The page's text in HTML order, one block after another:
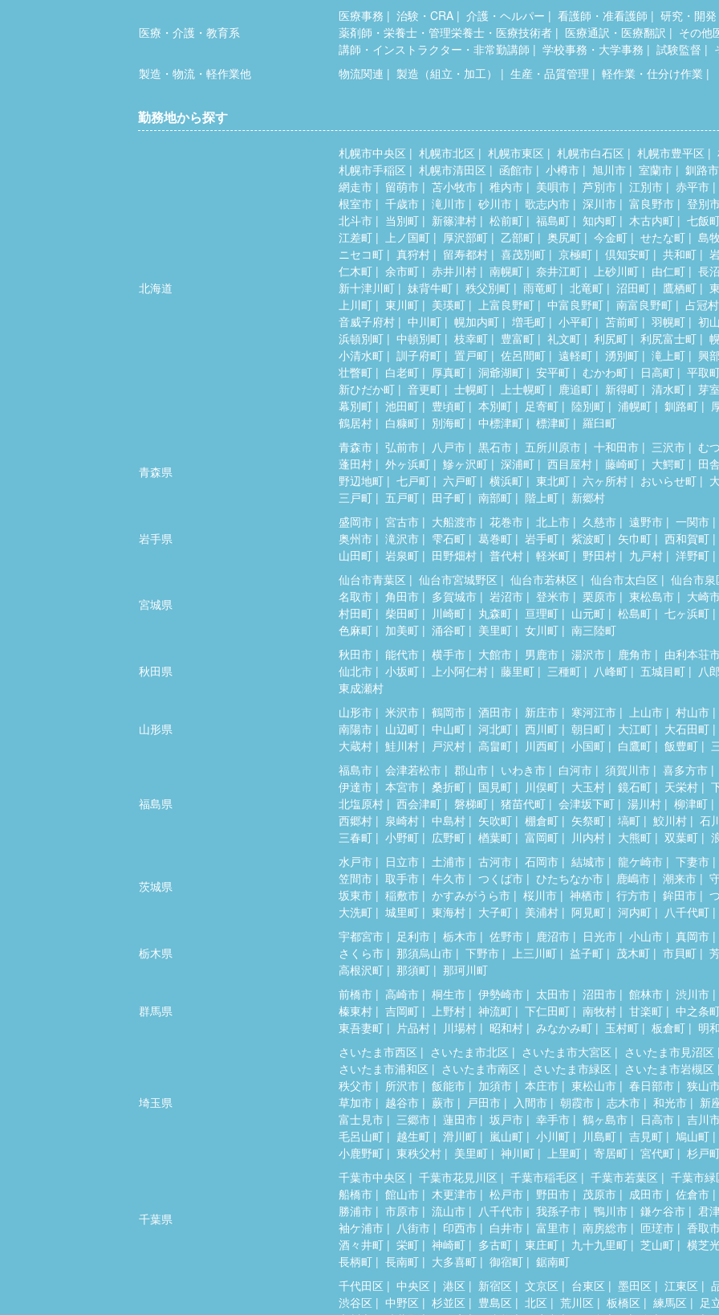
医療・介護・教育系
医療事務 治験・CRA 介護・ヘルパー 看護師・准看護師
研究・開
薬剤師・栄養士・管理栄養士・医療技術者
医療通訳・医療翻訳
その他
講師・インストラクター・非常勤講師
学校事務・大学事務 試験監督
製造・物流・軽作業他
物流関連 製造（組立・加工） 生産・品質管理 軽作業・仕分け作業
勤務地から探す
北海道
札幌市中央区 札幌市北区 札幌市東区 札幌市白石区 札幌市豊平区
札幌市手稲区
札幌市清田区 函館市 小樽市 旭川市 室蘭市
釧路市
網走市
留萌市 苫小牧市 稚内市 美唄市 芦別市 江別市
赤平市
根室市
千歳市 滝川市 砂川市 歌志内市 深川市 富良野市
登別
北斗市
当別町 新篠津村 松前町 福島町 知内町 木古内町
七飯
江差町
上ノ国町 厚沢部町 乙部町 奥尻町 今金町 せたな町
島
ニセコ町
真狩村 留寿都村 喜茂別町 京極町 倶知安町 共和町
仁木町
余市町 赤井川村 南幌町 奈井江町 上砂川町 由仁町
長
新十津川町
妹背牛町 秩父別町 雨竜町 北竜町 沼田町 鷹栖町
上川町
東川町 美瑛町 上富良野町 中富良野町 南富良野町
占冠村
音威子府村
中川町 幌加内町 増毛町 小平町 苫前町 羽幌町
初
浜頓別町
中頓別町 枝幸町 豊富町 礼文町 利尻町 利尻富士町
小清水町
訓子府町 置戸町 佐呂間町 遠軽町 湧別町 滝上町
興
壮瞥町
白老町 厚真町 洞爺湖町 安平町 むかわ町 日高町
平取
新ひだか町
音更町 士幌町 上士幌町 鹿追町 新得町 清水町
芽
幕別町
池田町 豊頃町 本別町 足寄町 陸別町 浦幌町 釧路町
鶴居村
白糠町 別海町 中標津町 標津町 羅臼町
青森県
青森市 弘前市 八戸市 黒石市 五所川原市 十和田市 三沢市
む
蓬田村
外ヶ浜町 鰺ヶ沢町 深浦町 西目屋村 藤崎町 大鰐町
田
野辺地町
七戸町 六戸町 横浜町 東北町 六ヶ所村 おいらせ町
三戸町
五戸町 田子町 南部町 階上町 新郷村
岩手県
盛岡市 宮古市 大船渡市 花巻市 北上市 久慈市 遠野市
一関市
奥州市
滝沢市 雫石町 葛巻町 岩手町 紫波町 矢巾町
西和賀町
山田町
岩泉町 田野畑村 普代村 軽米町 野田村 九戸村 洋野町
宮城県
仙台市青葉区 仙台市宮城野区 仙台市若林区 仙台市太白区
仙台市泉
名取市
角田市 多賀城市 岩沼市 登米市 栗原市 東松島市
大崎
村田町
柴田町 川崎町 丸森町 亘理町 山元町 松島町
七ヶ浜町
色麻町
加美町 涌谷町 美里町 女川町 南三陸町
秋田県
秋田市 能代市 横手市 大館市 男鹿市 湯沢市 鹿角市
由利本荘
仙北市
小坂町 上小阿仁村 藤里町 三種町 八峰町 五城目町
八
東成瀬村
山形県
山形市 米沢市 鶴岡市 酒田市 新庄市 寒河江市 上山市
村山市
南陽市
山辺町 中山町 河北町 西川町 朝日町 大江町
大石田町
大蔵村
鮭川村 戸沢村 高畠町 川西町 小国町 白鷹町 飯豊町
福島県
福島市 会津若松市 郡山市 いわき市 白河市 須賀川市
喜多方市
伊達市
本宮市 桑折町 国見町 川俣町 大玉村 鏡石町 天栄村
北塩原村
西会津町 磐梯町 猪苗代町 会津坂下町 湯川村
柳津町
西郷村
泉崎村 中島村 矢吹町 棚倉町 矢祭町 塙町 鮫川村
石
三春町
小野町 広野町 楢葉町 富岡町 川内村 大熊町 双葉町
茨城県
水戸市 日立市 土浦市 古河市 石岡市 結城市 龍ケ崎市
下妻市
笠間市
取手市 牛久市 つくば市 ひたちなか市 鹿嶋市 潮来市
坂東市
稲敷市 かすみがうら市 桜川市 神栖市 行方市 鉾田市
大洗町
城里町 東海村 大子町 美浦村 阿見町 河内町 八千代町
栃木県
宇都宮市 足利市 栃木市 佐野市 鹿沼市 日光市 小山市
真岡市
さくら市
那須烏山市 下野市 上三川町 益子町 茂木町 市貝町
高根沢町
那須町 那珂川町
群馬県
前橋市 高崎市 桐生市 伊勢崎市 太田市 沼田市 館林市
渋川市
榛東村
吉岡町 上野村 神流町 下仁田町 南牧村 甘楽町
中之条
東吾妻町
片品村 川場村 昭和村 みなかみ町 玉村町 板倉町 明
埼玉県
さいたま市西区 さいたま市北区 さいたま市大宮区
さいたま市見沼区
さいたま市浦和区
さいたま市南区 さいたま市緑区
さいたま市岩槻区
秩父市
所沢市 飯能市 加須市 本庄市 東松山市 春日部市
狭山
草加市
越谷市 蕨市 戸田市 入間市 朝霞市 志木市 和光市
新
富士見市
三郷市 蓮田市 坂戸市 幸手市 鶴ヶ島市 日高市
吉川
毛呂山町
越生町 滑川町 嵐山町 小川町 川島町 吉見町
鳩山町
小鹿野町
東秩父村 美里町 神川町 上里町 寄居町 宮代町 杉戸
千葉県
千葉市中央区 千葉市花見川区 千葉市稲毛区 千葉市若葉区
千葉市緑
船橋市
館山市 木更津市 松戸市 野田市 茂原市 成田市
佐倉市
勝浦市
市原市 流山市 八千代市 我孫子市 鴨川市 鎌ケ谷市
君
袖ケ浦市
八街市 印西市 白井市 富里市 南房総市 匝瑳市
香取
酒々井町
栄町 神崎町 多古町 東庄町 九十九里町 芝山町
横芝
長柄町
長南町 大多喜町 御宿町
鋸南町
千代田区
中央区 港区 新宿区 文京区 台東区 墨田区 江東区
渋谷区
中野区 杉並区 豊島区 北区 荒川区 板橋区 練馬区
足